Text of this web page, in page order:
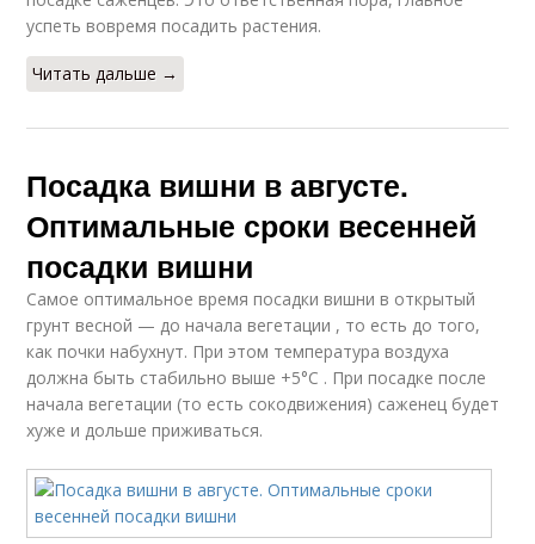
успеть вовремя посадить растения.
Читать дальше →
Посадка вишни в августе.
Оптимальные сроки весенней
посадки вишни
Самое оптимальное время посадки вишни в открытый
грунт весной — до начала вегетации , то есть до того,
как почки набухнут. При этом температура воздуха
должна быть стабильно выше +5°C . При посадке после
начала вегетации (то есть сокодвижения) саженец будет
хуже и дольше приживаться.